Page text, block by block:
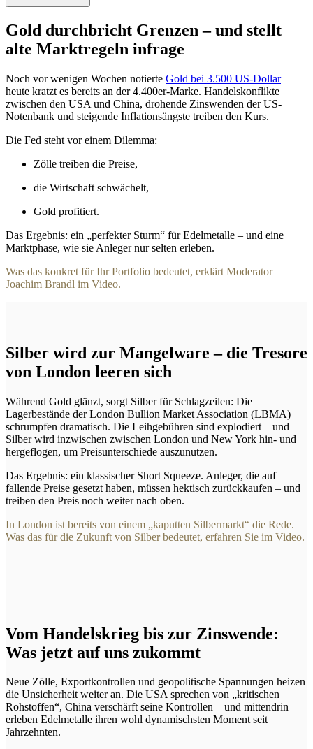
Gold durchbricht Grenzen – und stellt
alte Marktregeln infrage
Noch vor wenigen Wochen notierte Gold bei 3.500 US-Dollar–
heute kratzt es bereits an der 4.400er-Marke. Handelskonflikte
zwischen den USA und China, drohende Zinswenden der US-
Notenbank und steigende Inflationsängste treiben den Kurs.
Die Fed steht vor einem Dilemma:
Zölle treiben die Preise,
die Wirtschaft schwächelt,
Gold profitiert.
Das Ergebnis: ein „perfekter Sturm“ für Edelmetalle – und eine
Marktphase, wie sie Anleger nur selten erleben.
Was das konkret für Ihr Portfolio bedeutet, erklärt Moderator
Joachim Brandl im Video.
Silber wird zur Mangelware – die Tresore
von London leeren sich
Während Gold glänzt, sorgt Silber für Schlagzeilen: Die
Lagerbestände der London Bullion Market Association (LBMA)
schrumpfen dramatisch. Die Leihgebühren sind explodiert – und
Silber wird inzwischen zwischen London und New York hin- und
hergeflogen, um Preisunterschiede auszunutzen.
Das Ergebnis: ein klassischer Short Squeeze. Anleger, die auf
fallende Preise gesetzt haben, müssen hektisch zurückkaufen – und
treiben den Preis noch weiter nach oben.
In London ist bereits von einem „kaputten Silbermarkt“ die Rede.
Was das für die Zukunft von Silber bedeutet, erfahren Sie im Video.
Vom Handelskrieg bis zur Zinswende:
Was jetzt auf uns zukommt
Neue Zölle, Exportkontrollen und geopolitische Spannungen heizen
die Unsicherheit weiter an. Die USA sprechen von „kritischen
Rohstoffen“, China verschärft seine Kontrollen – und mittendrin
erleben Edelmetalle ihren wohl dynamischsten Moment seit
Jahrzehnten.